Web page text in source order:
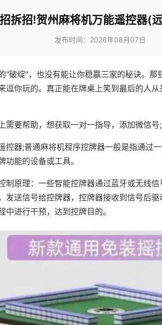
拆招!贺州麻将机万能遥控器(
发布时间：2026年08月07日
"破绽"，也没有能让你稳赢三家的秘诀。那
逗你玩的。真正能在牌桌上笑到最后的人
需要帮助，想获取一对一指导，添加微信号
控器;普通麻将机程序控牌器一般是指通过
功能的设备或工具。
制原理：一些智能控牌器通过蓝牙或无线
发送信号给控牌器，控牌器接收到信号后
中进行干预，达到控牌目的。